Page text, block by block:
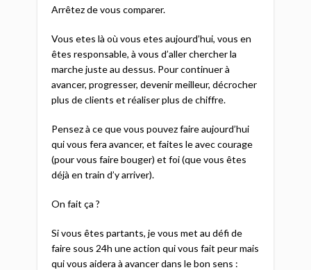
Arrêtez de vous comparer.
Vous etes là où vous etes aujourd’hui, vous en
êtes responsable, à vous d’aller chercher la
marche juste au dessus. Pour continuer à
avancer, progresser, devenir meilleur, décrocher
plus de clients et réaliser plus de chiffre.
Pensez à ce que vous pouvez faire aujourd’hui
qui vous fera avancer, et faites le avec courage
(pour vous faire bouger) et foi (que vous êtes
déjà en train d’y arriver).
On fait ça ?
Si vous êtes partants, je vous met au défi de
faire sous 24h une action qui vous fait peur mais
qui vous aidera à avancer dans le bon sens :